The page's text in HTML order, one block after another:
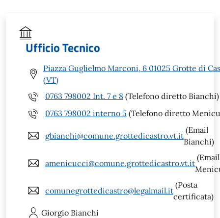
Ufficio Tecnico
Piazza Guglielmo Marconi, 6 01025 Grotte di
(VT)
0763 798002 Int. 7 e 8 (Telefono diretto Bianchi)
0763 798002 interno 5 (Telefono diretto
gbianchi@comune.grottedicastro.vt.it
(Email
Bianchi)
amenicucci@comune.grottedicastro.vt.it
(Email
comunegrottedicastro@legalmail.it
(Posta
certificata)
Giorgio Bianchi